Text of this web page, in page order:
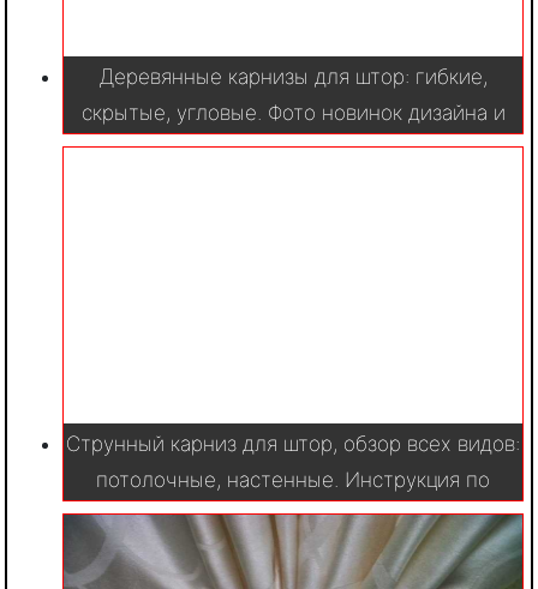
Деревянные карнизы для штор: гибкие,
скрытые, угловые. Фото новинок дизайна и
оформления в интерьере
Струнный карниз для штор, обзор всех видов:
потолочные, настенные. Инструкция по
выбору и установке своими руками